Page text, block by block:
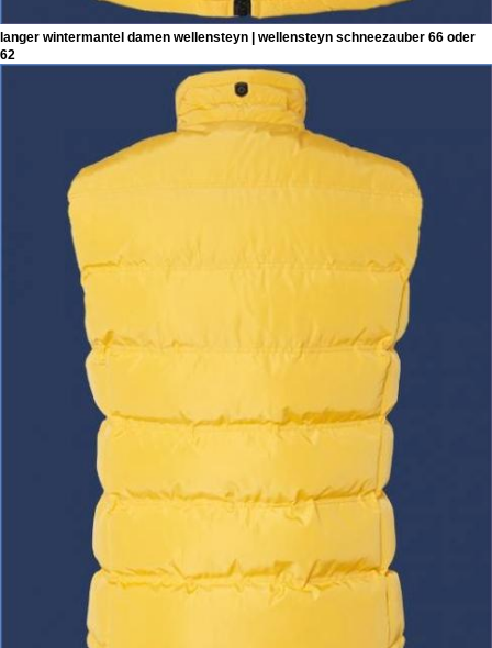
langer wintermantel damen wellensteyn | wellensteyn schneezauber 66 oder
62